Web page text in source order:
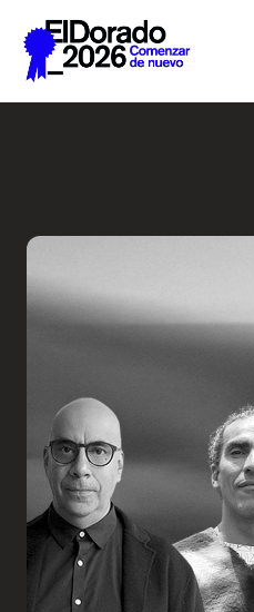
Saltar al contenido principal